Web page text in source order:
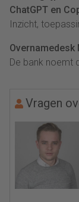
ChatGPT en
Inzicht,
Overnamedesk
De bank noemt
Vragen